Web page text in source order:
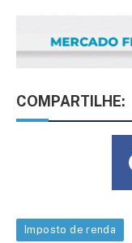
COMPARTILHE:
Imposto de renda